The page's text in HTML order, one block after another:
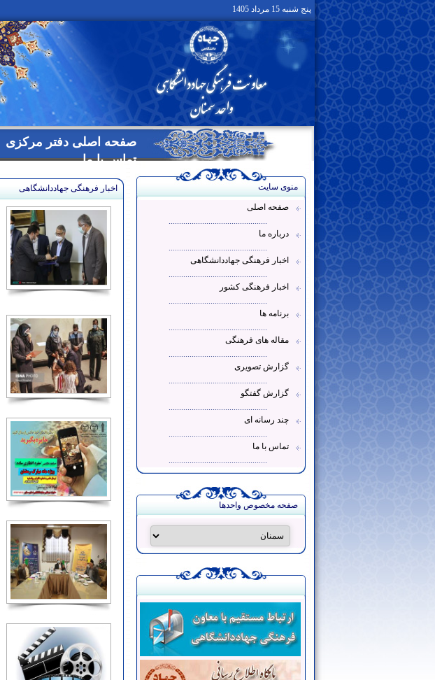
پنج شنبه 15 مرداد 1405
صفحه اصلی دفتر مرکزی
تماس با ما
منوی سایت
صفحه اصلی
...............................................
درباره ما
...............................................
اخبار فرهنگی جهاددانشگاهی
...............................................
اخبار فرهنگی کشور
...............................................
برنامه ها
...............................................
مقاله های فرهنگی
...............................................
گزارش تصویری
...............................................
گزارش گفتگو
...............................................
چند رسانه ای
...............................................
تماس با ما
...............................................
صفحه مخصوص واحدها
اخبار فرهنگی جهاددانشگاهی